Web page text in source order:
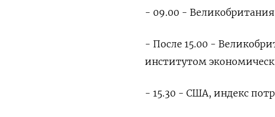
- 09.00 -
- После 15.00 -
институтом
- 15.30 - США, индекс